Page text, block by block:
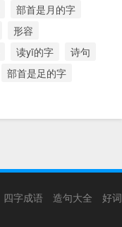
部首是月的字
形容
读yī的字
诗句
部首是足的字
四字成语 造句大全
好词